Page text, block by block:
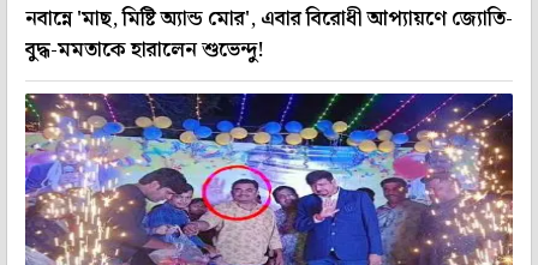
নবান্নে 'মাছ, মিষ্টি অ্যান্ড মোর', এবার বিরোধী আপ্যায়ণে জ্যোতি-
বুদ্ধ-মমতাকে হারালেন শুভেন্দু!